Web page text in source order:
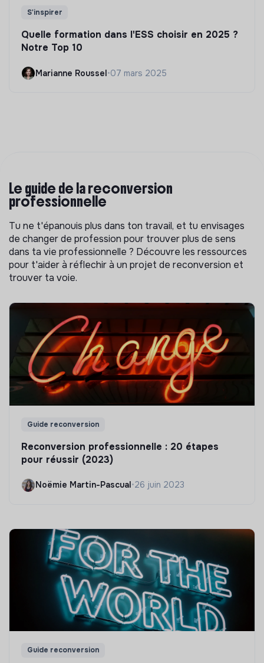
S'inspirer
Quelle formation dans l'ESS choisir en 2025 ?
Notre Top 10
Marianne Roussel•07 mars 2025
Le guide de la reconversion
professionnelle
Tu ne t'épanouis plus dans ton travail, et tu envisages
de changer de profession pour trouver plus de sens
dans ta vie professionnelle ? Découvre les ressources
pour t'aider à réflechir à un projet de reconversion et
trouver ta voie.
Guide reconversion
Reconversion professionnelle : 20 étapes
pour réussir (2023)
Noëmie Martin-Pascual •26 juin 2023
Guide reconversion